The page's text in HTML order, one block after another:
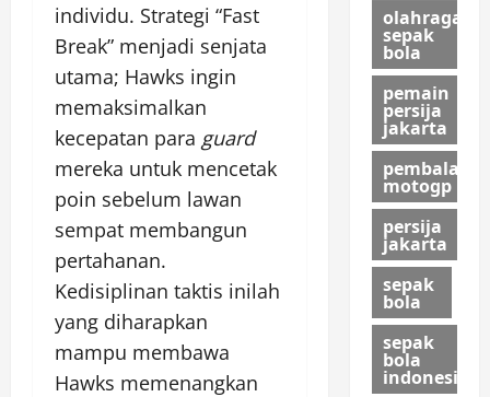
individu. Strategi “Fast
Break” menjadi senjata
utama; Hawks ingin
memaksimalkan
kecepatan para guard
mereka untuk mencetak
poin sebelum lawan
sempat membangun
pertahanan.
Kedisiplinan taktis inilah
yang diharapkan
mampu membawa
Hawks memenangkan
olahraga
sepak
bola
pemain
persija
jakarta
pembalap
motogp
persija
jakarta
sepak
bola
sepak
bola
indonesia